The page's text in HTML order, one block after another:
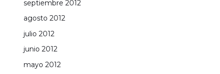
septiembre 2012
agosto 2012
julio 2012
junio 2012
mayo 2012